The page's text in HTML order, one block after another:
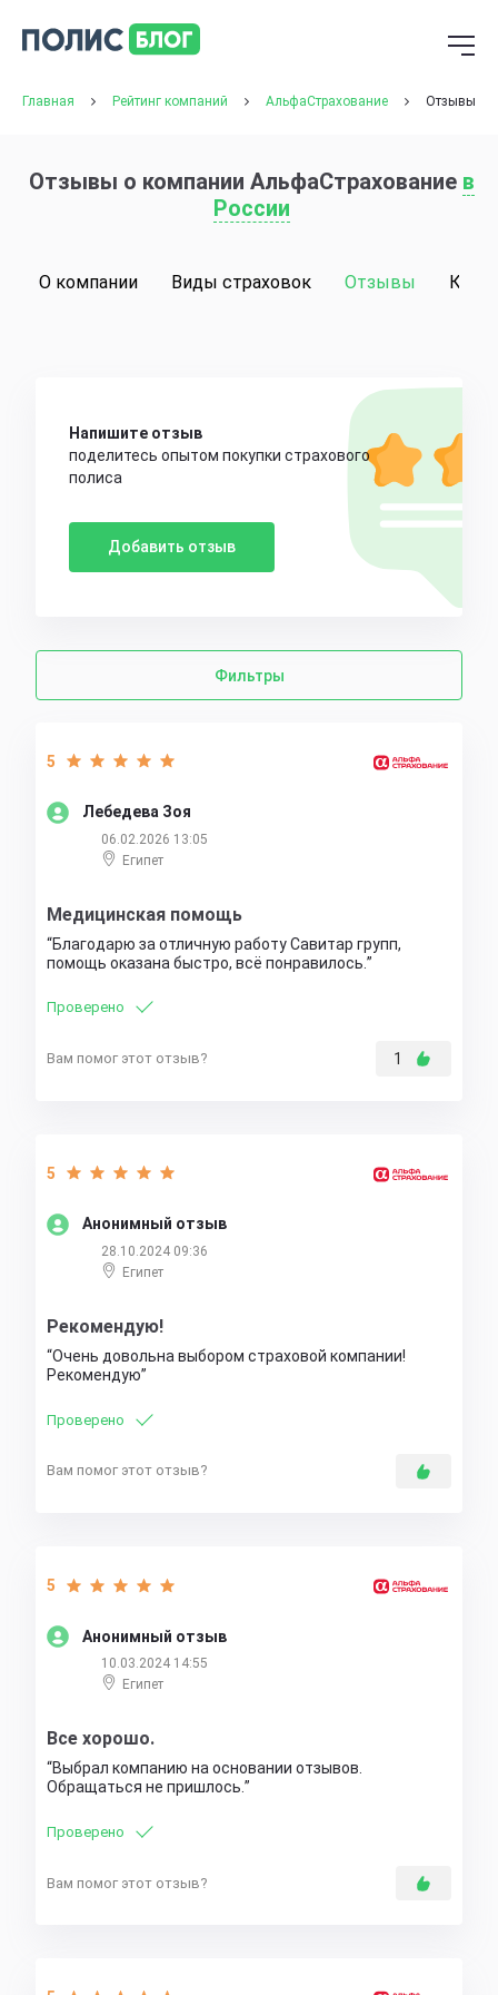
Главная Рейтинг компаний АльфаСтрахование Отзывы
Отзывы о компании АльфаСтрахование в
России
О компании Виды страховок Отзывы
Лебедева Зоя
5
06.02.2026 13:05
Египет
Медицинская помощь
Благодарю за отличную работу Савитар групп,
помощь оказана быстро, всё понравилось.
Проверено
Вам помог этот отзыв? 1
Анонимный отзыв
5
28.10.2024 09:36
Египет
Рекомендую!
Очень довольна выбором страховой компании!
Рекомендую
Проверено
Вам помог этот отзыв?
Анонимный отзыв
5
10.03.2024 14:55
Египет
Все хорошо.
Выбрал компанию на основании отзывов.
Обращаться не пришлось.
Проверено
Вам помог этот отзыв?
Напишите отзыв
поделитесь опытом покупки страхового
полиса
Добавить отзыв
Фильтры